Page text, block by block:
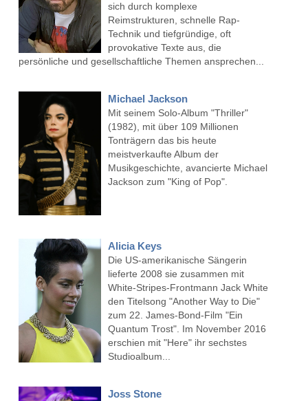
sich durch komplexe
Reimstrukturen, schnelle Rap-
Technik und tiefgründige, oft
provokative Texte aus, die
persönliche und gesellschaftliche Themen ansprechen...
Michael Jackson
Mit seinem Solo-Album "Thriller"
(1982), mit über 109 Millionen
Tonträgern das bis heute
meistverkaufte Album der
Musikgeschichte, avancierte Michael
Jackson zum "King of Pop".
Alicia Keys
Die US-amerikanische Sängerin
lieferte 2008 sie zusammen mit
White-Stripes-Frontmann Jack White
den Titelsong "Another Way to Die"
zum 22. James-Bond-Film "Ein
Quantum Trost". Im November 2016
erschien mit "Here" ihr sechstes
Studioalbum...
Joss Stone